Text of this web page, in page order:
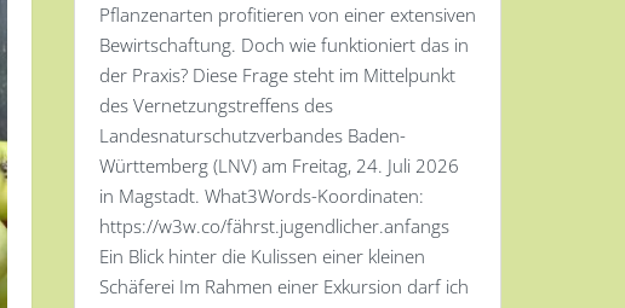
Pflanzenarten profitieren von einer extensiven
Bewirtschaftung. Doch wie funktioniert das in
der Praxis? Diese Frage steht im Mittelpunkt
des Vernetzungstreffens des
Landesnaturschutzverbandes Baden-
Württemberg (LNV) am Freitag, 24. Juli 2026
in Magstadt. What3Words-Koordinaten:
https://w3w.co/fährst.jugendlicher.anfangs
Ein Blick hinter die Kulissen einer kleinen
Schäferei Im Rahmen einer Exkursion darf ich